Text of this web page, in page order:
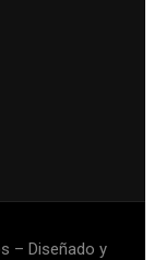
– Diseñado y